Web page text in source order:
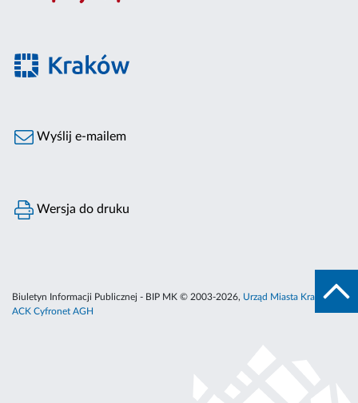
Wyślij e-mailem
Wersja do druku
Biuletyn Informacji Publicznej - BIP MK © 2003-2026, Urząd Miasta Krakowa
ACK Cyfronet AGH